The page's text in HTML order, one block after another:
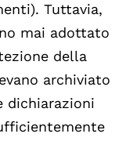
Tuttavia,
mai adottato
della
archiviato
dichiarazioni